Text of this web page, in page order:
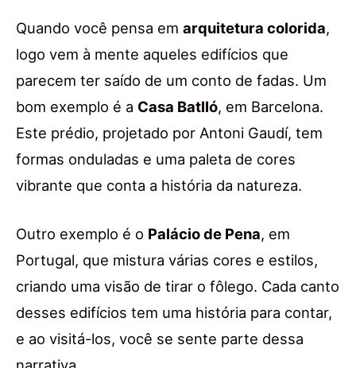
Quando você pensa em arquitetura colorida,
logo vem à mente aqueles edifícios que
parecem ter saído de um conto de fadas. Um
bom exemplo é a Casa Batlló, em Barcelona.
Este prédio, projetado por Antoni Gaudí, tem
formas onduladas e uma paleta de cores
vibrante que conta a história da natureza.
Outro exemplo é o Palácio de Pena, em
Portugal, que mistura várias cores e estilos,
criando uma visão de tirar o fôlego. Cada canto
desses edifícios tem uma história para contar,
e ao visitá-los, você se sente parte dessa